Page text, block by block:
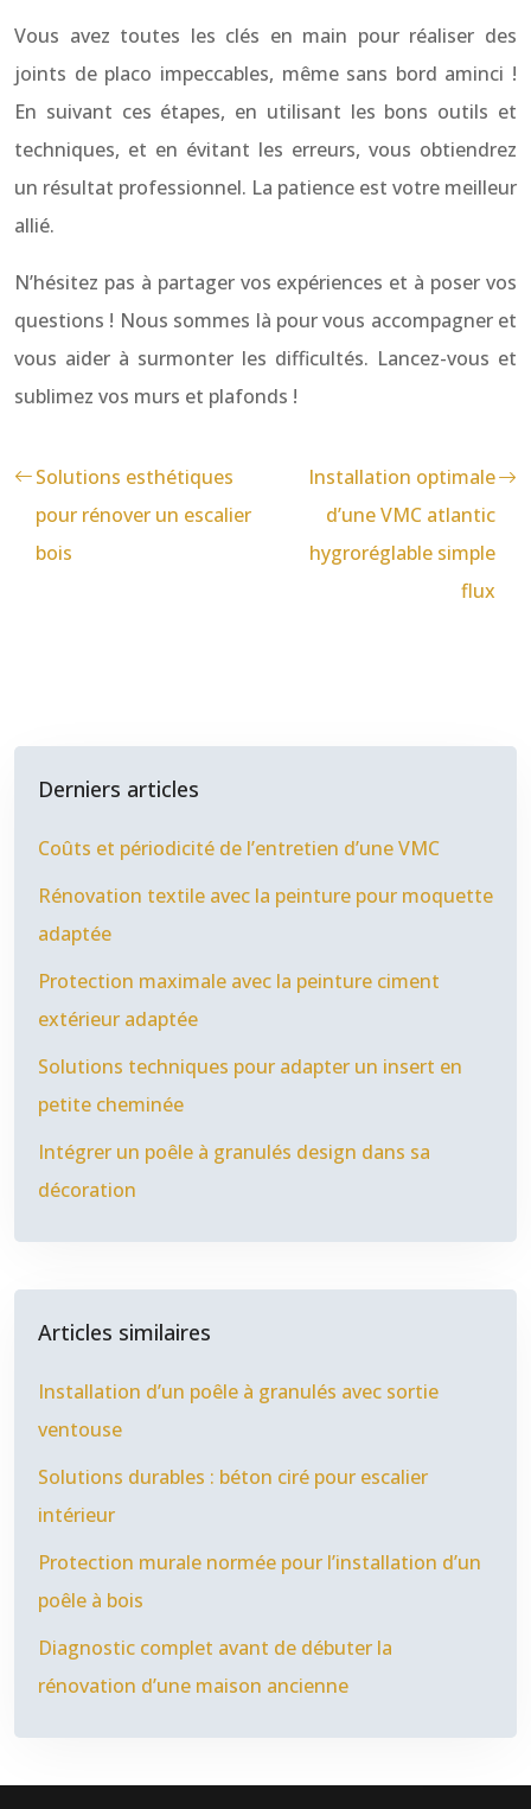
Vous avez toutes les clés en main pour réaliser des
joints de placo impeccables, même sans bord aminci !
En suivant ces étapes, en utilisant les bons outils et
techniques, et en évitant les erreurs, vous obtiendrez
un résultat professionnel. La patience est votre meilleur
allié.
N’hésitez pas à partager vos expériences et à poser vos
questions ! Nous sommes là pour vous accompagner et
vous aider à surmonter les difficultés. Lancez-vous et
sublimez vos murs et plafonds !
Solutions esthétiques
pour rénover un escalier
bois
Installation optimale
d’une VMC atlantic
hygroréglable simple
flux
Derniers articles
Coûts et périodicité de l’entretien d’une VMC
Rénovation textile avec la peinture pour moquette
adaptée
Protection maximale avec la peinture ciment
extérieur adaptée
Solutions techniques pour adapter un insert en
petite cheminée
Intégrer un poêle à granulés design dans sa
décoration
Articles similaires
Installation d’un poêle à granulés avec sortie
ventouse
Solutions durables : béton ciré pour escalier
intérieur
Protection murale normée pour l’installation d’un
poêle à bois
Diagnostic complet avant de débuter la
rénovation d’une maison ancienne